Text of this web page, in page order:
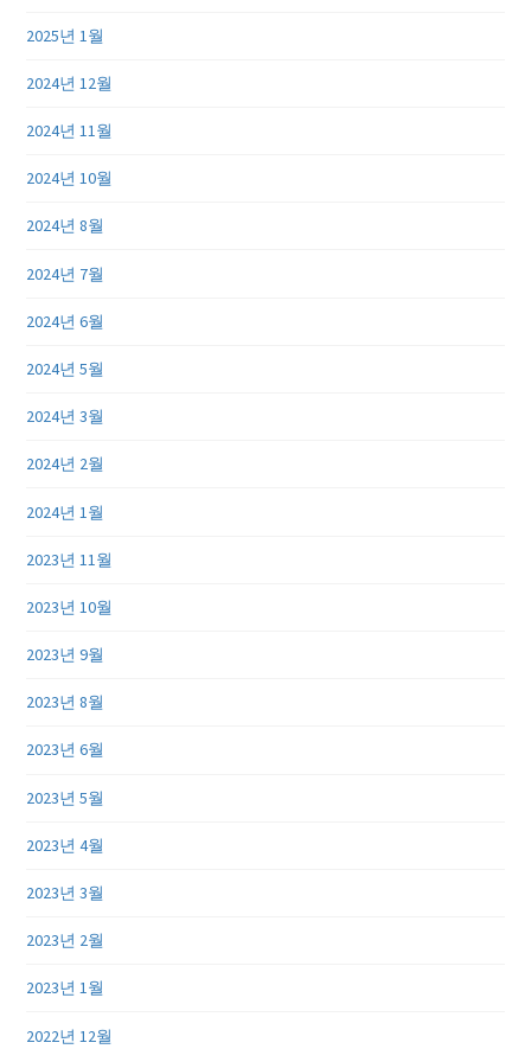
2025년 1월
2024년 12월
2024년 11월
2024년 10월
2024년 8월
2024년 7월
2024년 6월
2024년 5월
2024년 3월
2024년 2월
2024년 1월
2023년 11월
2023년 10월
2023년 9월
2023년 8월
2023년 6월
2023년 5월
2023년 4월
2023년 3월
2023년 2월
2023년 1월
2022년 12월